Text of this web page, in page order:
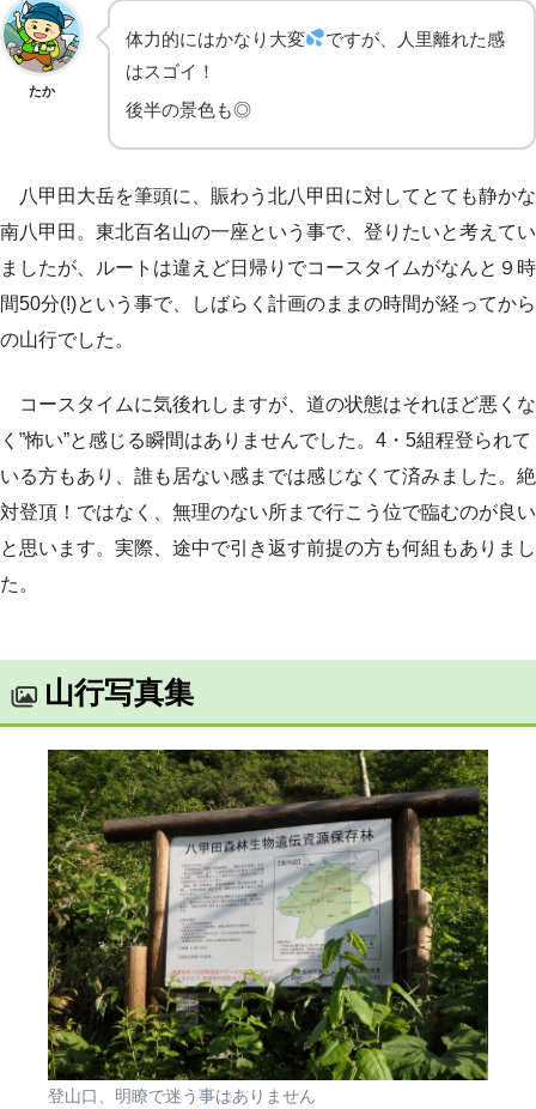
たか
体力的にはかなり大変
ですが、人里離れた感
はスゴイ！
後半の景色も◎
八甲田大岳を筆頭に、賑わう北八甲田に対してとても静かな
南八甲田。東北百名山の一座という事で、登りたいと考えてい
ましたが、ルートは違えど日帰りでコースタイムがなんと９時
間50分(!)という事で、しばらく計画のままの時間が経ってから
の山行でした。
コースタイムに気後れしますが、道の状態はそれほど悪くな
く”怖い”と感じる瞬間はありませんでした。4・5組程登られて
いる方もあり、誰も居ない感までは感じなくて済みました。絶
対登頂！ではなく、無理のない所まで行こう位で臨むのが良い
と思います。実際、途中で引き返す前提の方も何組もありまし
た。
山行写真集
登山口、明瞭で迷う事はありません